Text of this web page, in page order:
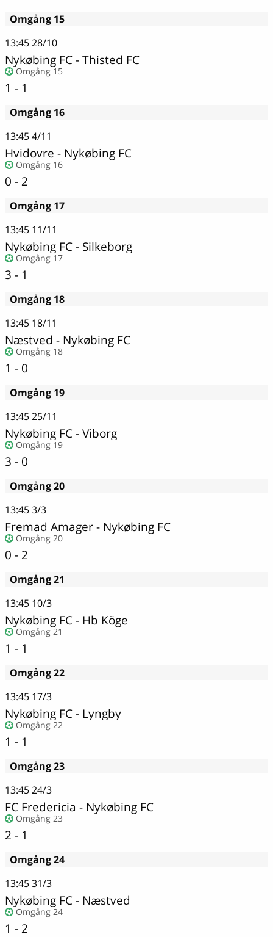
Omgång 15
13:4528/10
Nykøbing FC - Thisted FC
Omgång 15
1 - 1
Omgång 16
13:454/11
Hvidovre - Nykøbing FC
Omgång 16
0 - 2
Omgång 17
13:45 11/11
Nykøbing FC- Silkeborg
Omgång 17
3 - 1
Omgång 18
13:45 18/11
Næstved - Nykøbing FC
Omgång 18
1 - 0
Omgång 19
13:4525/11
Nykøbing FC-Viborg
Omgång 19
3 - 0
Omgång 20
13:453/3
Fremad Amager- Nykøbing FC
Omgång 20
0 - 2
Omgång 21
13:45 10/3
Nykøbing FC - Hb Köge
Omgång 21
1 - 1
Omgång 22
13:45 17/3
Nykøbing FC - Lyngby
Omgång 22
1 - 1
Omgång 23
13:4524/3
FC Fredericia - Nykøbing FC
Omgång 23
2 - 1
Omgång 24
13:4531/3
Nykøbing FC- Næstved
Omgång 24
1 - 2